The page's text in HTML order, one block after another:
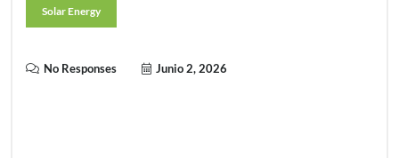
Solar Energy
No Responses Junio 2, 2026